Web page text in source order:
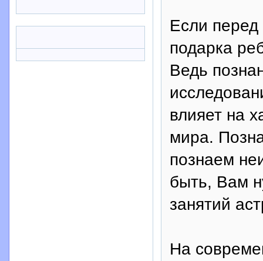
Если
подарка
Ведь
влияет на
мира.
познаем
быть, Вам
занятий
На